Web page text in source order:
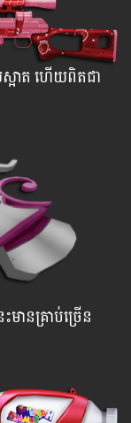
ស្អាត ហើយពិតជា
ះមានគ្រាប់ច្រើន